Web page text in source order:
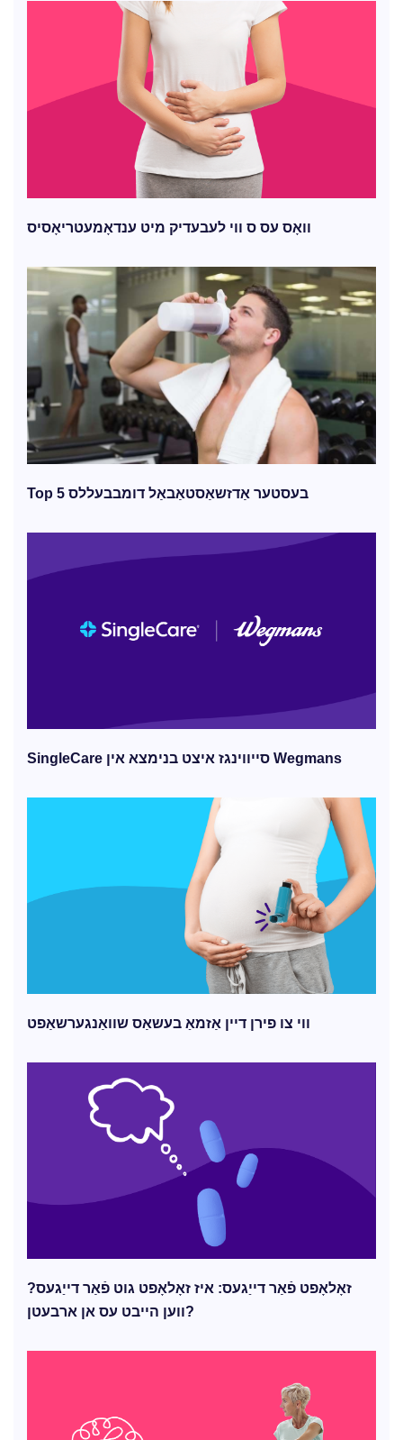
וואָס עס ס ווי לעבעדיק מיט ענדאָמעטריאָסיס
Top 5 בעסטער אַדזשאַסטאַבאַל דומבבעללס
SingleCare סייווינגז איצט בנימצא אין Wegmans
ווי צו פירן דיין אַזמאַ בעשאַס שוואַנגערשאַפט
זאָלאָפט פֿאַר דייַגעס: איז זאָלאָפט גוט פֿאַר דייַגעס?
ווען הייבט עס אן ארבעטן?